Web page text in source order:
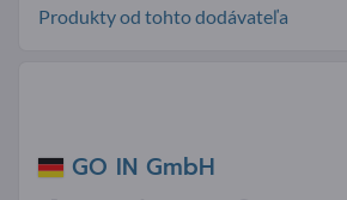
Produkty od tohto dodávateľa
GO IN GmbH